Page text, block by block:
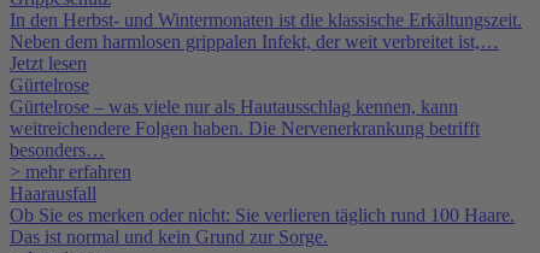
In den Herbst- und Wintermonaten ist die klassische Erkältungszeit.
Neben dem harmlosen grippalen Infekt, der weit verbreitet ist,…
Jetzt lesen
Gürtelrose
Gürtelrose – was viele nur als Hautausschlag kennen, kann
weitreichendere Folgen haben. Die Nervenerkrankung betrifft
besonders…
> mehr erfahren
Haarausfall
Ob Sie es merken oder nicht: Sie verlieren täglich rund 100 Haare.
Das ist normal und kein Grund zur Sorge.